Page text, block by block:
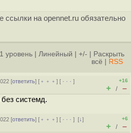
ссылки на opennet.ru обязательно
1 уровень Линейный +/-
Раскрыть
всё
RSS
[ответить] [ ﹢﹢﹢] [ · · ·]
+16
+ / –
системд.
[ответить] [ ﹢﹢﹢] [ · · ·][↓]
+6
+ / –